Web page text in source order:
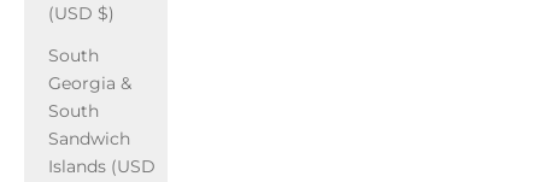
(USD $)
South
Georgia &
South
Sandwich
Islands (USD